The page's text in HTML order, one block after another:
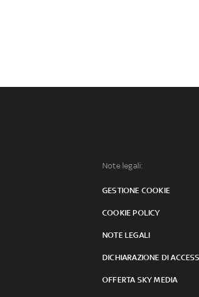
Note legali:
GESTIONE COOKIE
COOKIE POLICY
NOTE LEGALI
DICHIARAZIONE DI
OFFERTA SKY MEDIA